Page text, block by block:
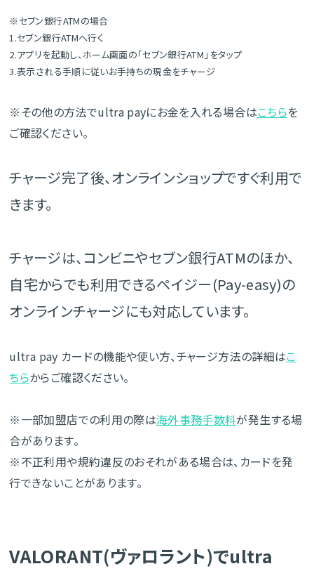
※セブン銀行ATMの場合
1.セブン銀行ATMへ行く
2.アプリを起動し、ホーム画面の「セブン銀行ATM」をタップ
3.表示される手順に従いお手持ちの現金をチャージ
※その他の方法でultra payにお金を入れる場合はこちらを
ご確認ください。
チャージ完了後、オンラインショップですぐ利用で
きます。
チャージは、コンビニやセブン銀行ATMのほか、
自宅からでも利用できるペイジー(Pay-easy)の
オンラインチャージにも対応しています。
ultra pay カードの機能や使い方、チャージ方法の詳細はこ
ちらからご確認ください。
※一部加盟店での利用の際は海外事務手数料が発生する場
合があります。
※不正利用や規約違反のおそれがある場合は、カードを発
行できないことがあります。
VALORANT(ヴァロラント)でultra